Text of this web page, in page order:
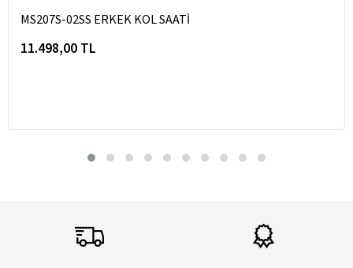
MS207S-02SS ERKEK KOL SAATİ
11.498,00 TL